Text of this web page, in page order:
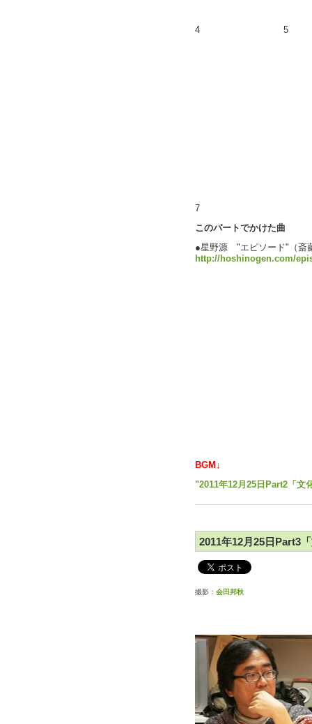
4 5
7
このパートでかけた曲
●星野源 "エピソード"（斎
http://hoshinogen.com/
BGM↓
"2011年12月25日Part2「文
2011年12月25日Part3
撮影： 会田邦秋